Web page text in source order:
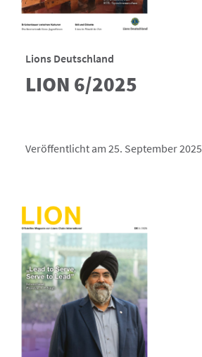
Lions Deutschland
LION 6/2025
Veröffentlicht am 25. September 2025